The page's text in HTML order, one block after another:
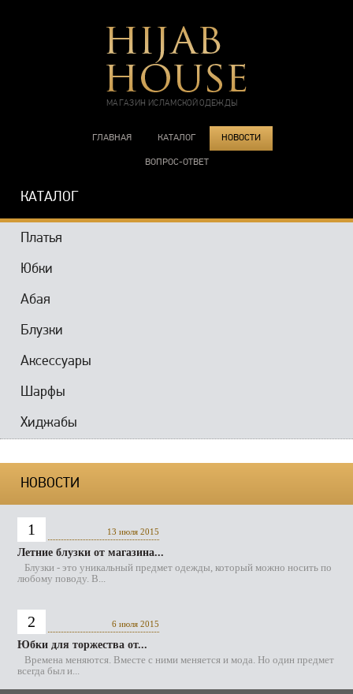
МАГАЗИН ИСЛАМСКОЙ ОДЕЖДЫ
ГЛАВНАЯ КАТАЛОГ НОВОСТИ
ВОПРОС-ОТВЕТ
КАТАЛОГ
Платья
Юбки
Абая
Блузки
Аксессуары
Шарфы
Хиджабы
НОВОСТИ
1 13 июля 2015
Летние блузки от магазина...
Блузки - это уникальный предмет одежды, который можно носить по
любому поводу. В...
2 6 июля 2015
Юбки для торжества от...
Времена меняются. Вместе с ними меняется и мода. Но один предмет
всегда был и...